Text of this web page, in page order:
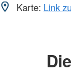
Karte: Link